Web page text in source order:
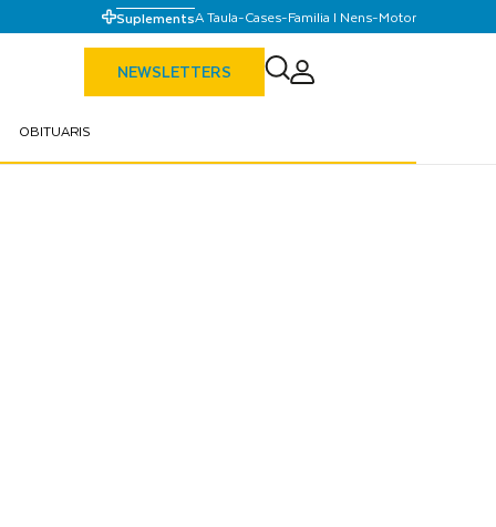
SuplementsA Taula-Cases-Familia I Nens-Motor
NEWSLETTERS
OBITUARIS